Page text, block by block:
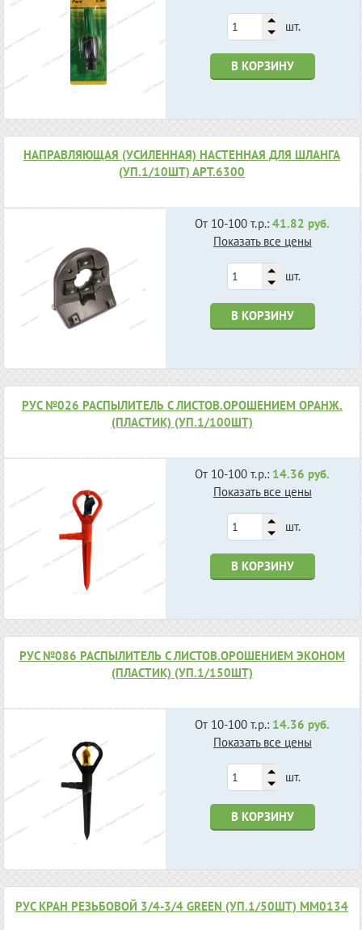
шт.
В КОРЗИНУ
НАПРАВЛЯЮЩАЯ (УСИЛЕННАЯ) НАСТЕННАЯ ДЛЯ ШЛАНГА
(УП.1/10ШТ) АРТ.6300
От 10-100 т.р.:41.82 руб.
Показать все цены
шт.
В КОРЗИНУ
РУС №026 РАСПЫЛИТЕЛЬ С ЛИСТОВ.ОРОШЕНИЕМ ОРАНЖ.
(ПЛАСТИК) (УП.1/100ШТ)
От 10-100 т.р.: 14.36 руб.
Показать все цены
шт.
В КОРЗИНУ
РУС №086 РАСПЫЛИТЕЛЬ С ЛИСТОВ.ОРОШЕНИЕМ ЭКОНОМ
(ПЛАСТИК) (УП.1/150ШТ)
От 10-100 т.р.: 14.36 руб.
Показать все цены
шт.
В КОРЗИНУ
РУС КРАН РЕЗЬБОВОЙ 3/4-3/4 GREEN (УП.1/50ШТ) MM0134